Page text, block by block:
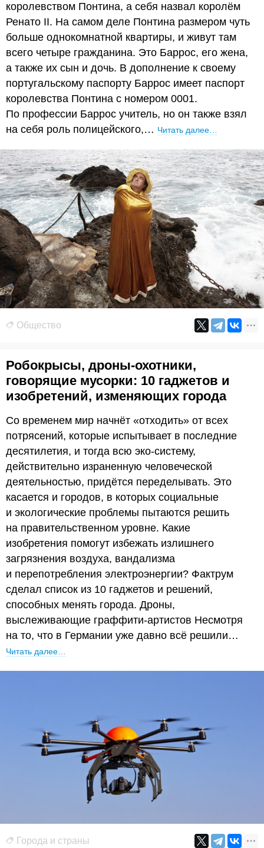
королевством Понтина, а себя назвал королём
Ренато II. На самом деле Понтина размером чуть
больше однокомнатной квартиры, и живут там
всего четыре гражданина. Это Баррос, его жена,
а также их сын и дочь. В дополнение к своему
португальскому паспорту Баррос имеет паспорт
королевства Понтина с номером 0001.
По профессии Баррос учитель, но он также взял
на себя роль полицейского,… Читать далее…
Общество
Робокрысы, дроны-охотники,
говорящие мусорки: 10 гаджетов и
изобретений, изменяющих города
Со временем мир начнёт «отходить» от всех
потрясений, которые испытывает в последние
десятилетия, и тогда всю эко-систему,
действительно израненную человеческой
деятельностью, придётся переделывать. Это
касается и городов, в которых социальные
и экологические проблемы пытаются решить
на правительственном уровне. Какие
изобретения помогут избежать излишнего
загрязнения воздуха, вандализма
и перепотребления электроэнергии? Фактрум
сделал список из 10 гаджетов и решений,
способных менять города. Дроны,
выслеживающие граффити-артистов Несмотря
на то, что в Германии уже давно всё решили…
Читать далее…
Города и страны